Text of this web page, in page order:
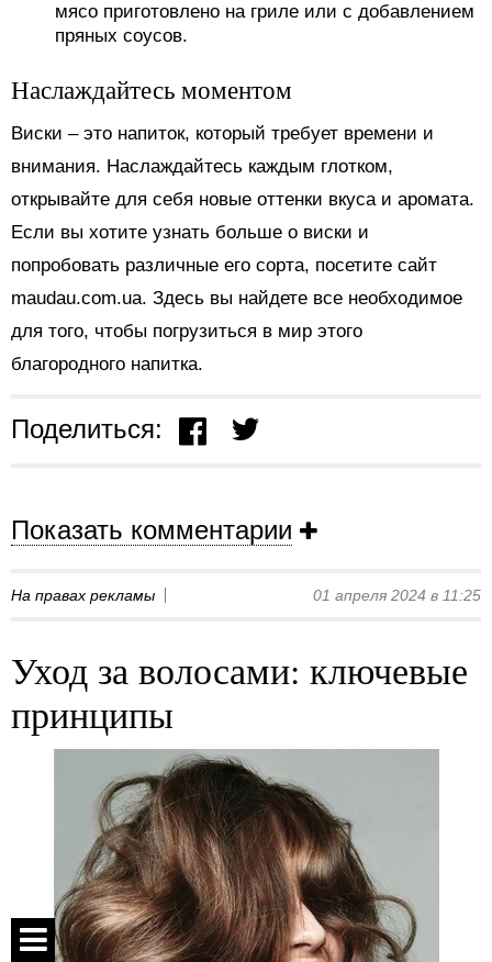
мясо приготовлено на гриле или с добавлением
пряных соусов.
Наслаждайтесь моментом
Виски – это напиток, который требует времени и
внимания. Наслаждайтесь каждым глотком,
открывайте для себя новые оттенки вкуса и аромата.
Если вы хотите узнать больше о виски и
попробовать различные его сорта, посетите сайт
maudau.com.ua. Здесь вы найдете все необходимое
для того, чтобы погрузиться в мир этого
благородного напитка.
Поделиться:
Показать комментарии
На правах рекламы 01 апреля 2024 в 11:25
Уход за волосами: ключевые
принципы